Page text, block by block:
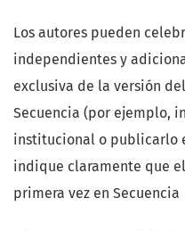
Los autores pueden
independientes y
exclusiva de la versión
Secuencia (por ejemplo,
institucional o publicarlo
indique claramente que
primera vez en Secuencia